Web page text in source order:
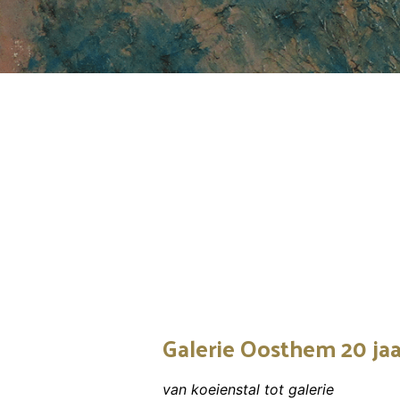
e
l
Galerie Oosthem 20
van koeienstal tot galerie